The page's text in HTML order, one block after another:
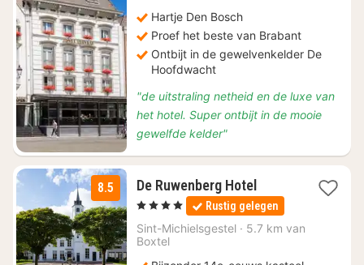
Hartje Den Bosch
Proef het beste van Brabant
Ontbijt in de gewelvenkelder De
Hoofdwacht
"de uitstraling netheid en de luxe van
het hotel. Super ontbijt in de mooie
gewelfde kelder"
8.5 De Ruwenberg Hotel1
nacht
vanaf
€
, 4 Sterren Rustig gelegen
Sint-Michielsgestel · 5.7 km van
Boxtel